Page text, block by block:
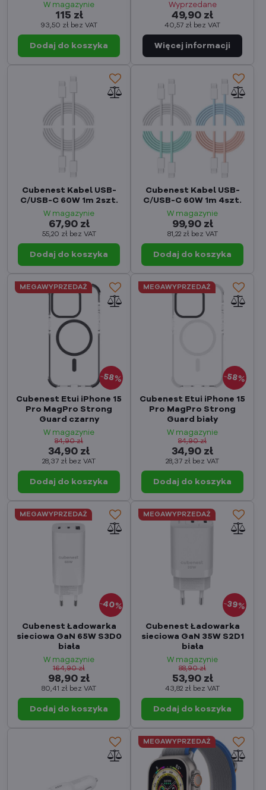
W magazynie
115 zł
93,50 zł bez VAT
Dodaj do koszyka
Wyprzedane
49,90 zł
40,57 zł bez VAT
Cubenest Kabel USB-
C/USB-C 60W 1m 2szt.
W magazynie
67,90 zł
55,20 zł bez VAT
Dodaj do koszyka
Cubenest Kabel USB-
C/USB-C 60W 1m 4szt.
W magazynie
99,90 zł
81,22 zł bez VAT
Dodaj do koszyka
58%
MEGAWYPRZEDAŻ
Cubenest Etui iPhone 15
Pro MagPro Strong
Guard czarny
W magazynie
34,90 zł
28,37 zł bez VAT
84,90 zł
Dodaj do koszyka
58%
MEGAWYPRZEDAŻ
Cubenest Etui iPhone 15
Pro MagPro Strong
Guard biały
W magazynie
34,90 zł
28,37 zł bez VAT
84,90 zł
Dodaj do koszyka
40%
MEGAWYPRZEDAŻ
Cubenest Ładowarka
sieciowa GaN 65W S3D0
biała
W magazynie
98,90 zł
80,41 zł bez VAT
164,90 zł
Dodaj do koszyka
39%
MEGAWYPRZEDAŻ
Cubenest Ładowarka
sieciowa GaN 35W S2D1
biała
W magazynie
53,90 zł
43,82 zł bez VAT
88,90 zł
Dodaj do koszyka
MEGAWYPRZEDAŻ